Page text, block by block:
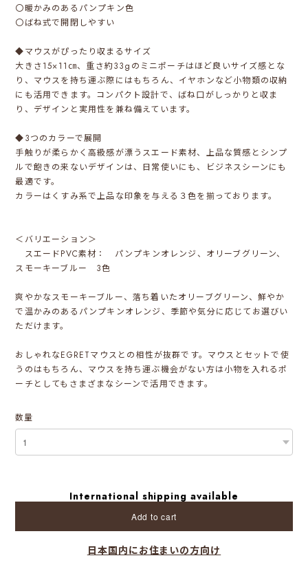
〇暖かみのあるパンプキン色
〇ばね式で開閉しやすい
◆マウスがぴったり収まるサイズ
大きさ15×11㎝、重さ約33gのミニポーチはほど良いサイズ感とな
り、マウスを持ち運ぶ際にはもちろん、イヤホンなど小物類の収納
にも活用できます。コンパクト設計で、ばね口がしっかりと収ま
り、デザインと実用性を兼ね備えています。
◆3つのカラーで展開
手触りが柔らかく高級感が漂うスエード素材、上品な質感とシンプ
ルで飽きの来ないデザインは、日常使いにも、ビジネスシーンにも
最適です。
カラーはくすみ系で上品な印象を与える３色を揃っております。
＜バリエーション＞
スエードPVC素材： パンプキンオレンジ、オリーブグリーン、
スモーキーブルー 3色
爽やかなスモーキーブルー、落ち着いたオリーブグリーン、鮮やか
で温かみのあるパンプキンオレンジ、季節や気分に応じてお選びい
ただけます。
おしゃれなEGRETマウスとの相性が抜群です。マウスとセットで使
うのはもちろん、マウスを持ち運ぶ機会がない方は小物を入れるポ
ーチとしてもさまざまなシーンで活用できます。
数量
International shipping available
Add to cart
日本国内にお住まいの方向け